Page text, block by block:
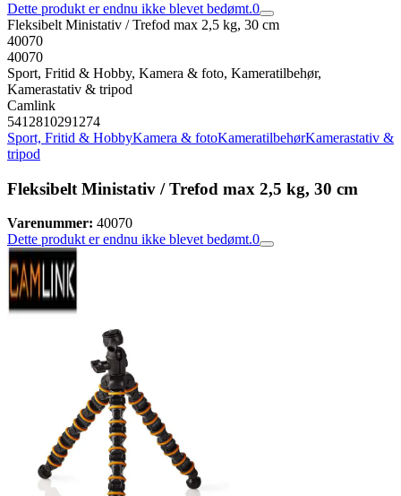
Dette produkt er endnu ikke blevet bedømt.0
Fleksibelt Ministativ / Trefod max 2,5 kg, 30 cm
40070
40070
Sport, Fritid & Hobby, Kamera & foto, Kameratilbehør,
Kamerastativ & tripod
Camlink
5412810291274
Sport, Fritid & HobbyKamera & fotoKameratilbehørKamerastativ &
tripod
Fleksibelt Ministativ / Trefod max 2,5 kg, 30 cm
Varenummer: 40070
Dette produkt er endnu ikke blevet bedømt.0